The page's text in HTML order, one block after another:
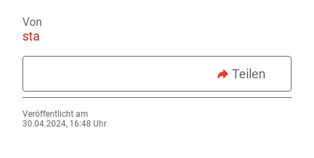
Von
sta
Teilen
Veröffentlicht am
30.04.2024, 16:48 Uhr